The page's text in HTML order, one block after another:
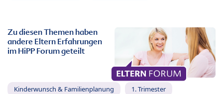
Zu diesen Themen haben
andere Eltern Erfahrungen
im HiPP Forum geteilt
Kinderwunsch & Familienplanung 1. Trimester